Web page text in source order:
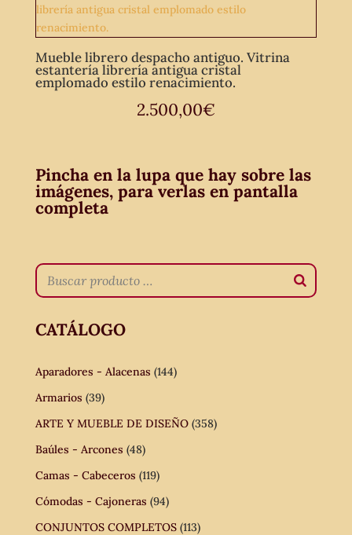
Mueble librero despacho antiguo. Vitrina
estantería librería antigua cristal
emplomado estilo renacimiento.
2.500,00€
Pincha en la lupa que hay sobre las
imágenes, para verlas en pantalla
completa
CATÁLOGO
Aparadores - Alacenas (144)
Armarios (39)
ARTE Y MUEBLE DE DISEÑO (358)
Baúles - Arcones (48)
Camas - Cabeceros (119)
Cómodas - Cajoneras (94)
CONJUNTOS COMPLETOS (113)